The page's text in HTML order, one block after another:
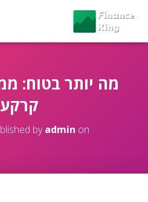
מה יותר בטוח:
byadmin on